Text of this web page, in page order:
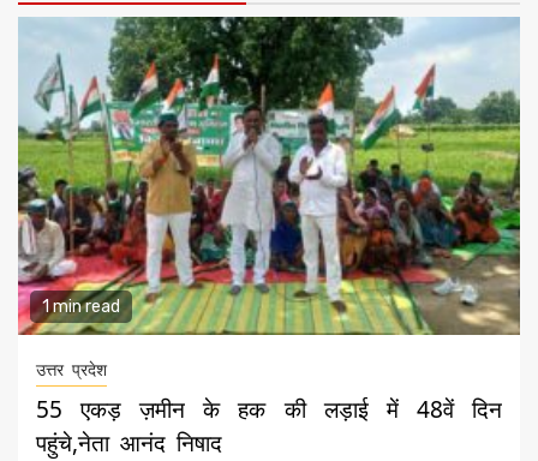
1 min read
उत्तर प्रदेश
55 एकड़ ज़मीन के हक की लड़ाई में 48वें दिन
पहुंचे,नेता आनंद निषाद